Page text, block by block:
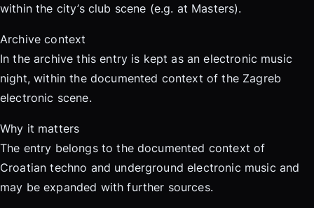
within the city’s club scene (e.g. at Masters).
Archive context
In the archive this entry is kept as an electronic music
night, within the documented context of the Zagreb
electronic scene.
Why it matters
The entry belongs to the documented context of
Croatian techno and underground electronic music and
may be expanded with further sources.